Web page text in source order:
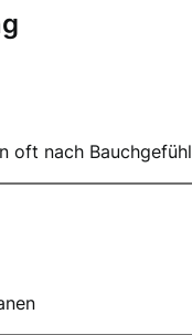
oft nach Bauchgefühl